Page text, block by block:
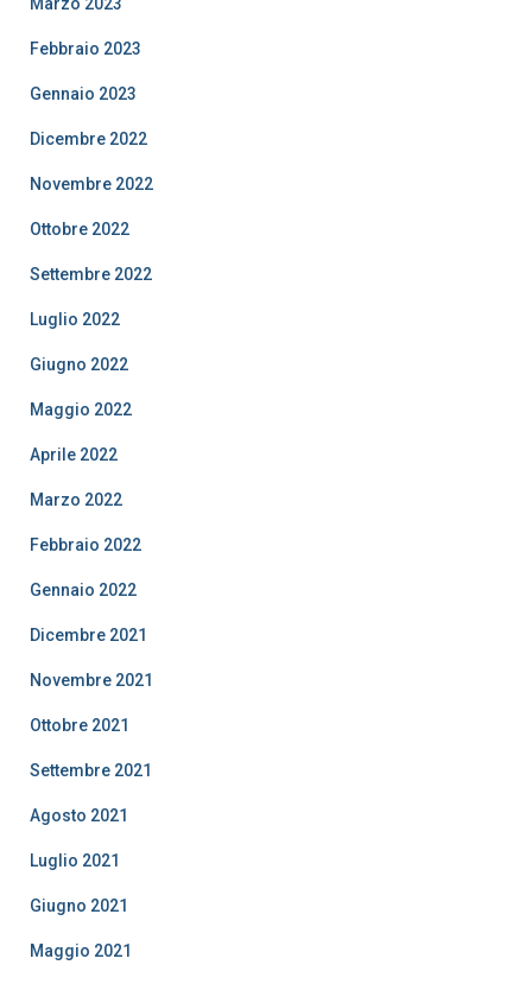
Febbraio 2023
Gennaio 2023
Dicembre 2022
Novembre 2022
Ottobre 2022
Settembre 2022
Luglio 2022
Giugno 2022
Maggio 2022
Aprile 2022
Marzo 2022
Febbraio 2022
Gennaio 2022
Dicembre 2021
Novembre 2021
Ottobre 2021
Settembre 2021
Agosto 2021
Luglio 2021
Giugno 2021
Maggio 2021